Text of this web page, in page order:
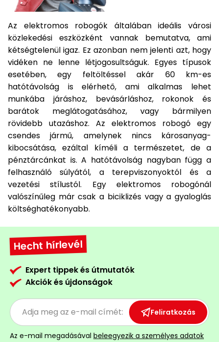
Az elektromos robogók általában ideális városi
közlekedési eszközként vannak bemutatva, ami
kétségtelenül igaz. Ez azonban nem jelenti azt, hogy
vidéken ne lenne létjogosultságuk. Egyes típusok
esetében, egy feltöltéssel akár 60 km-es
hatótávolság is elérhető, ami alkalmas lehet
munkába járáshoz, bevásárláshoz, rokonok és
barátok meglátogatásához, vagy bármilyen
rövidebb utazáshoz. Az elektromos robogó egy
csendes jármű, amelynek nincs károsanyag-
kibocsátása, ezáltal kíméli a természetet, de a
pénztárcánkat is. A hatótávolság nagyban függ a
felhasználó súlyától, a terepviszonyoktól és a
vezetési stílustól. Egy elektromos robogónál
valószínűleg már csak a biciklizés vagy a gyaloglás
költséghatékonyabb.
Hecht hírlevél
Expert tippek és útmutatók
Akciók és újdonságok
Feliratkozás
Az e-mail megadásával beleegyezik a személyes adatok